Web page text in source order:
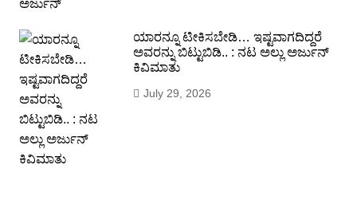
ಯಾರನ್ನೂ ಟೀಕಿಸಬೇಡಿ… ಇಷ್ಟವಾಗದಿದ್ದರೆ
ಅವರನ್ನು ಬಿಟ್ಟುಬಿಡಿ.. : ನಟ ಅಲ್ಲು ಅರ್ಜುನ್
ಕಿವಿಮಾತು
July 29, 2026